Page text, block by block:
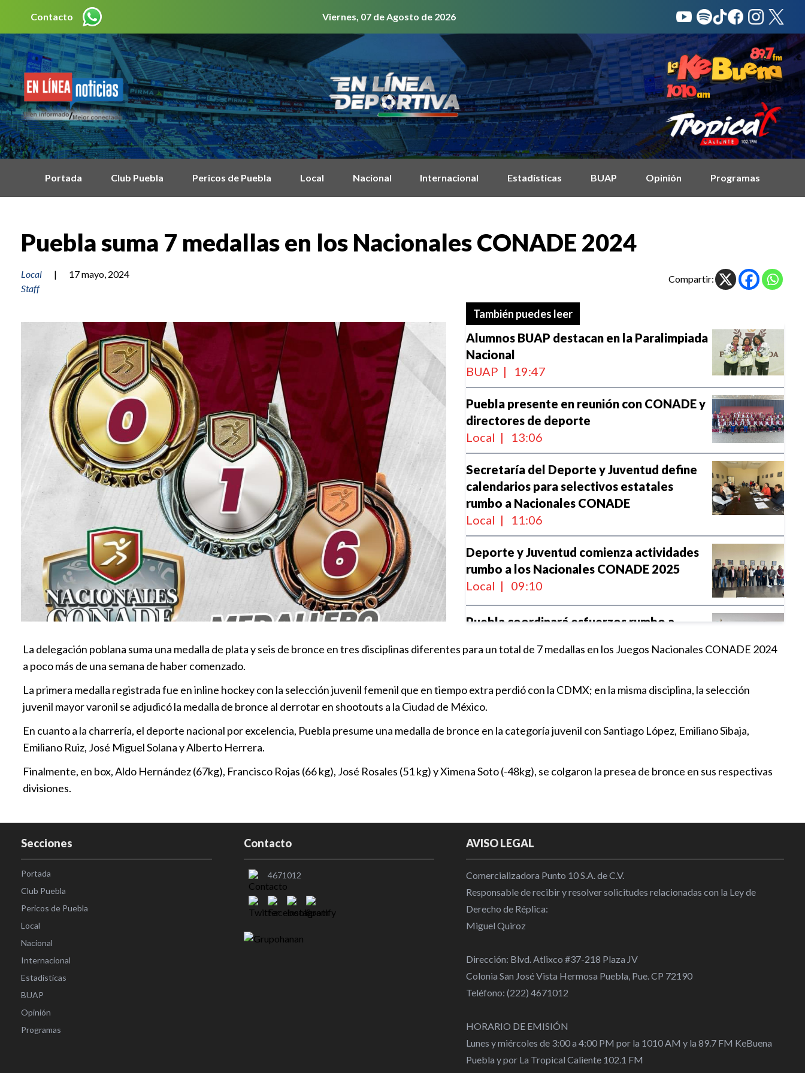
Contacto Viernes, 07 de Agosto de 2026
Portada Club Puebla Pericos de Puebla Local Nacional Internacional Estadísticas BUAP Opinión Programas
Puebla suma 7 medallas en los Nacionales CONADE 2024
Local |
17 mayo, 2024
Staff
Compartir:
También puedes leer
Alumnos BUAP destacan en la Paralimpiada
Nacional
BUAP | 19:47
Puebla presente en reunión con CONADE y
directores de deporte
Local | 13:06
Secretaría del Deporte y Juventud define
calendarios para selectivos estatales
rumbo a Nacionales CONADE
Local | 11:06
Deporte y Juventud comienza actividades
rumbo a los Nacionales CONADE 2025
Local | 09:10
Puebla coordinará esfuerzos rumbo a
Local | 17:19
México será sede de cinco torneos de
voleibol de sala NORCECA
Nacional | 16:07
El gobierno de Puebla pagará la deuda a la
desistan de sus procesos legales-Rommel
los jueces
el deporte de México
Nacional | 09:51
Premio Nacional de Deportes 2024
Nacional | 13:39
La delegación poblana suma una medalla de plata y seis de bronce en tres disciplinas diferentes para un total de 7 medallas en los Juegos Nacionales CONADE 2024
a poco más de una semana de haber comenzado.
La primera medalla registrada fue en inline hockey con la selección juvenil femenil que en tiempo extra perdió con la CDMX; en la misma disciplina, la selección
juvenil mayor varonil se adjudicó la medalla de bronce al derrotar en shootouts a la Ciudad de México.
En cuanto a la charrería, el deporte nacional por excelencia, Puebla presume una medalla de bronce en la categoría juvenil con Santiago López, Emiliano Sibaja,
Emiliano Ruiz, José Miguel Solana y Alberto Herrera.
Finalmente, en box, Aldo Hernández (67kg), Francisco Rojas (66 kg), José Rosales (51 kg) y Ximena Soto (-48kg), se colgaron la presea de bronce en sus respectivas
divisiones.
Secciones
Portada
Club Puebla
Pericos de Puebla
Local
Nacional
Internacional
Estadísticas
BUAP
Opinión
Programas
Contacto
4671012
AVISO LEGAL
Comercializadora Punto 10 S.A. de C.V.
Responsable de recibir y resolver solicitudes relacionadas con la Ley de
Derecho de Réplica:
Miguel Quiroz
Dirección: Blvd. Atlixco #37-218 Plaza JV
Colonia San José Vista Hermosa Puebla, Pue. CP 72190
Teléfono: (222) 4671012
HORARIO DE EMISIÓN
Lunes y miércoles de 3:00 a 4:00 PM por la 1010 AM y la 89.7 FM KeBuena
Puebla y por La Tropical Caliente 102.1 FM